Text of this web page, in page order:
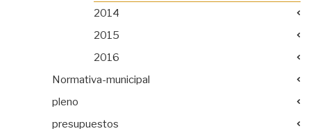
2014
2015
2016
Normativa-municipal
pleno
presupuestos